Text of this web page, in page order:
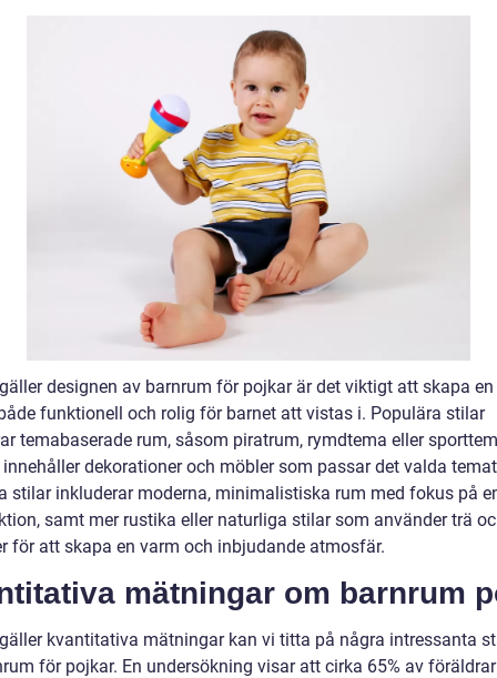
designen av barnrum för pojkar är det viktigt att skapa
funktionell och rolig för barnet att vistas i. Populära stilar
temabaserade rum, såsom piratrum, rymdtema eller
dekorationer och möbler som passar det valda
stilar inkluderar moderna, minimalistiska rum med fokus på
samt mer rustika eller naturliga stilar som använder trä
för att skapa en varm och inbjudande atmosfär.
mätningar om barnrum
kvantitativa mätningar kan vi titta på några intressanta
för pojkar. En undersökning visar att cirka 65% av